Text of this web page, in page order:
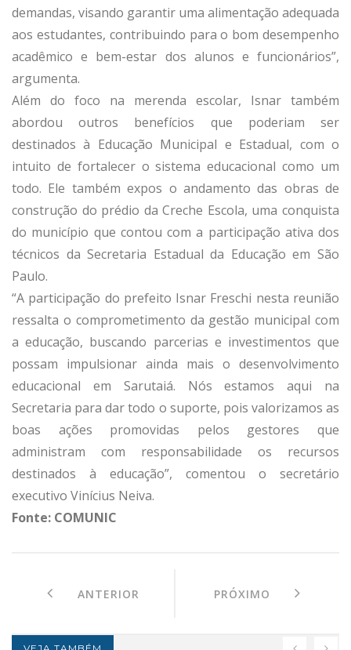
demandas, visando garantir uma alimentação adequada
aos estudantes, contribuindo para o bom desempenho
acadêmico e bem-estar dos alunos e funcionários”,
argumenta.
Além do foco na merenda escolar, Isnar também
abordou outros benefícios que poderiam ser
destinados à Educação Municipal e Estadual, com o
intuito de fortalecer o sistema educacional como um
todo. Ele também expos o andamento das obras de
construção do prédio da Creche Escola, uma conquista
do município que contou com a participação ativa dos
técnicos da Secretaria Estadual da Educação em São
Paulo.
“A participação do prefeito Isnar Freschi nesta reunião
ressalta o comprometimento da gestão municipal com
a educação, buscando parcerias e investimentos que
possam impulsionar ainda mais o desenvolvimento
educacional em Sarutaiá. Nós estamos aqui na
Secretaria para dar todo o suporte, pois valorizamos as
boas ações promovidas pelos gestores que
administram com responsabilidade os recursos
destinados à educação”, comentou o secretário
executivo Vinícius Neiva.
Fonte: COMUNIC
ANTERIOR PRÓXIMO